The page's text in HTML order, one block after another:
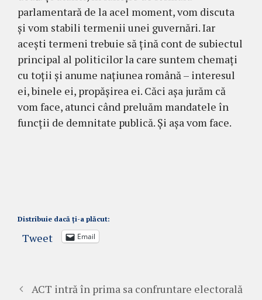
parlamentară de la acel moment, vom discuta
și vom stabili termenii unei guvernări. Iar
acești termeni trebuie să țină cont de subiectul
principal al politicilor la care suntem chemați
cu toții și anume națiunea română – interesul
ei, binele ei, propășirea ei. Căci așa jurăm că
vom face, atunci când preluăm mandatele în
funcții de demnitate publică. Și așa vom face.
Distribuie dacă ți-a plăcut:
Tweet Email
ACT intră în prima sa confruntare electorală